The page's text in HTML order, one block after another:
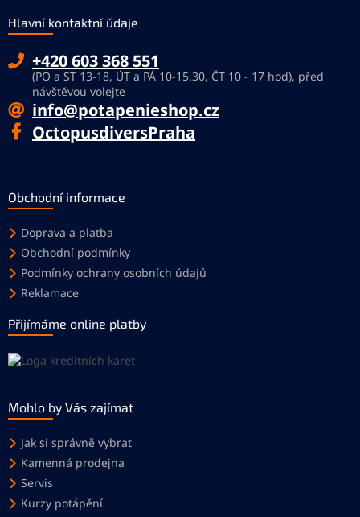
Hlavní kontaktní údaje
+420 603 368 551
(PO a ST 13-18, ÚT a PÁ 10-15.30, ČT 10 - 17 hod), před
návštěvou volejte
info@potapenieshop.cz
OctopusdiversPraha
Obchodní informace
Doprava a platba
Obchodní podmínky
Podmínky ochrany osobních údajů
Reklamace
Přijímáme online platby
Mohlo by Vás zajímat
Jak si správně vybrat
Kamenná prodejna
Servis
Kurzy potápění